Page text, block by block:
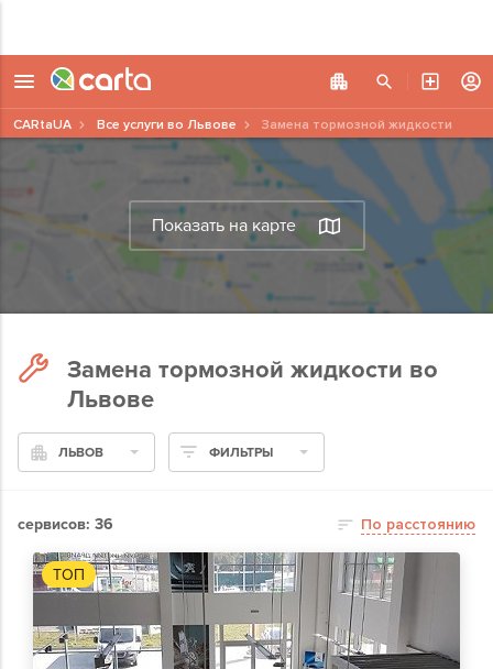
Показать на карте
CARtaUA Все услуги во Львове Замена тормозной жидкости
Замена тормозной жидкости во
Львове
ЛЬВОВ ФИЛЬТРЫ
сервисов: 36 По расстоянию
ТОП